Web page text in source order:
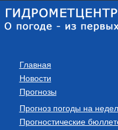
Главная
Новости
Прогнозы
Прогноз погоды на
Прогностические